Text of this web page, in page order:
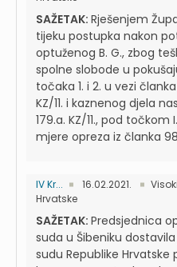
SAŽETAK: Rješenjem
tijeku postupka nakon
optuženog B. G., zbog
spolne slobode u
točaka 1. i 2. u vezi
KZ/11. i kaznenog djela
179.a. KZ/11., pod
mjere opreza iz članka
IV Kr... 16.02.2021.
Hrvatske
SAŽETAK: Predsjednica
suda u Šibeniku
sudu Republike